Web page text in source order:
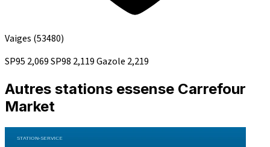
Vaiges (53480)
SP95 2,069SP98 2,119Gazole 2,219
Autres stations essense Carrefour
Market